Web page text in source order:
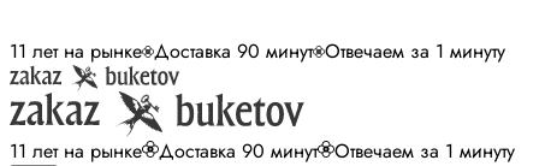
11 лет на рынке Доставка 90 минут Отвечаем за 1 минуту
11 лет на рынке Доставка 90 минут Отвечаем за 1 минуту